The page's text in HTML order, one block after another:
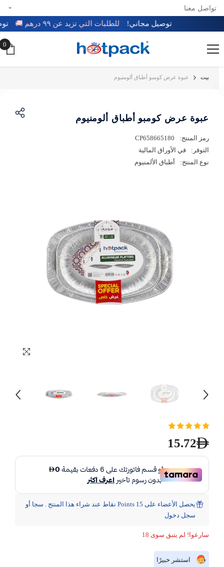
تخطي إلى المحتوى
تواصل معنا
توصيل مجاني! للطلبات التي تزيد عن ٩٩ درهم 🚚
0
0
بيت عبوة عرض كومبو أطباق ألومنيوم
عبوة عرض كومبو أطباق ألومنيوم
رمز المنتج:
CP658665180
التوفر:
في الأوراق المالية
نوع المنتج:
أطباق الألمنيوم
15.72
يحصل الأعضاء على 15 Points نقاط عند شراء هذا المنتج . سجا أو
سجل دخول
سارعوا! لم يتبق سوى 18
استشر خبيرًا